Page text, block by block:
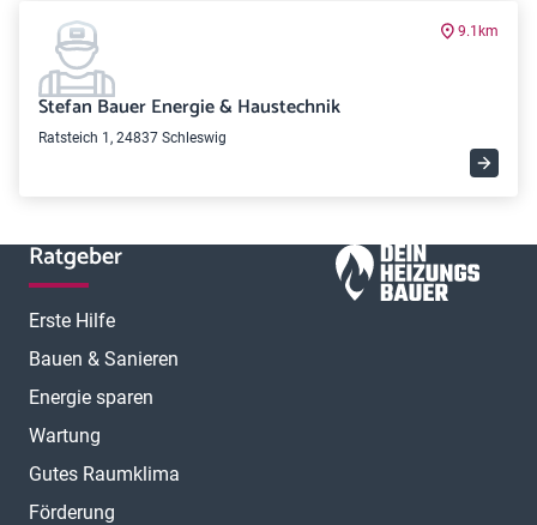
9.1km
Stefan Bauer Energie & Haustechnik
Ratsteich 1, 24837 Schleswig
Ratgeber
Erste Hilfe
Bauen & Sanieren
Energie sparen
Wartung
Gutes Raumklima
Förderung